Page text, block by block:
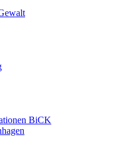
BiCK